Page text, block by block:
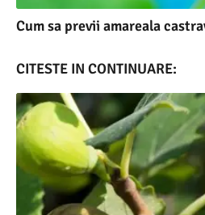
Cum sa previi amareala
CITESTE IN CONTINUARE: